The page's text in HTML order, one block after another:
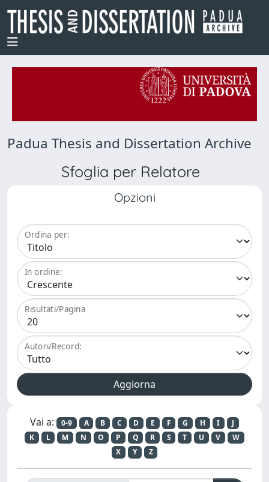
Padua Thesis and Dissertation Archive
Sfoglia per Relatore
Opzioni
Ordina per:
In ordine:
Risultati/Pagina
Autori/Record:
Vai a: 0-9 A B C D E F G H I
J
K
L M N O P Q R S T U V
W
X
Y Z